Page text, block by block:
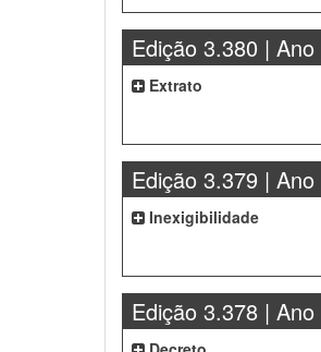
Edição 3.380 | Ano
Extrato
Edição 3.379 | Ano
Inexigibilidade
Edição 3.378 | Ano